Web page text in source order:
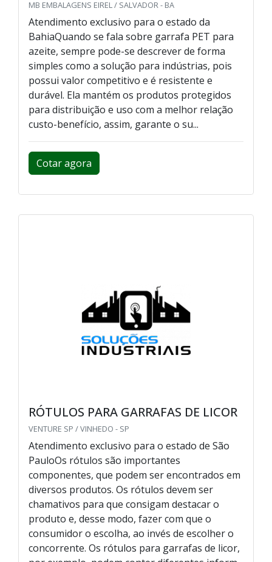
MB EMBALAGENS EIREL / SALVADOR - BA
Atendimento exclusivo para o estado da
BahiaQuando se fala sobre garrafa PET para
azeite, sempre pode-se descrever de forma
simples como a solução para indústrias, pois
possui valor competitivo e é resistente e
durável. Ela mantém os produtos protegidos
para distribuição e uso com a melhor relação
custo-benefício, assim, garante o su...
Cotar agora
RÓTULOS PARA GARRAFAS DE LICOR
VENTURE SP / VINHEDO - SP
Atendimento exclusivo para o estado de São
PauloOs rótulos são importantes
componentes, que podem ser encontrados em
diversos produtos. Os rótulos devem ser
chamativos para que consigam destacar o
produto e, desse modo, fazer com que o
consumidor o escolha, ao invés de escolher o
concorrente. Os rótulos para garrafas de licor,